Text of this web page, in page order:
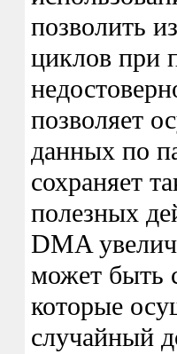
позволить
циклов при
позволяет
данных по
сохраняет
полезных
DMA
может быть
которые
случайный